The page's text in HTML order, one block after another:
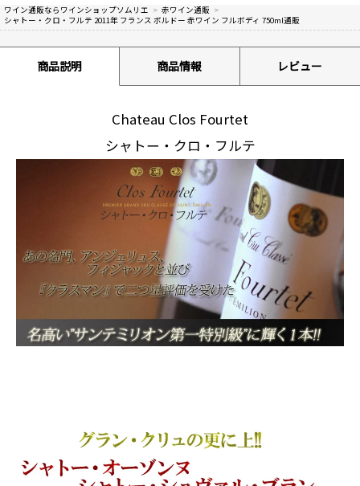
ワイン通販ならワインショップソムリエ > 赤ワイン通販 >
シャトー・クロ・フルテ 2011年 フランス ボルドー 赤ワイン フルボディ 750ml通販
商品説明 商品情報 レビュー
Chateau Clos Fourtet
シャトー・クロ・フルテ